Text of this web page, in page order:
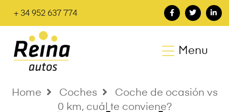
+ 34 952 637 774
Menu
Home Coches
Coche de ocasión vs
0 km, cuál te conviene?